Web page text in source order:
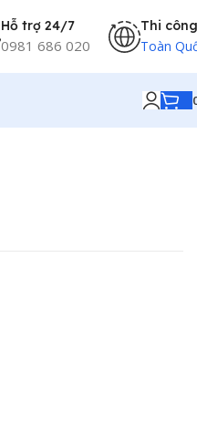
Hỗ trợ 24/7
0981 686 020
Thi công
Toàn